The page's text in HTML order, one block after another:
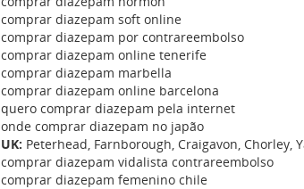
comprar diazepam soft online
comprar diazepam por contrareembolso
comprar diazepam online tenerife
comprar diazepam marbella
comprar diazepam online barcelona
quero comprar diazepam pela internet
onde comprar diazepam no japão
UK: Peterhead, Farnborough, Craigavon, Chorley,
comprar diazepam vidalista contrareembolso
comprar diazepam femenino chile